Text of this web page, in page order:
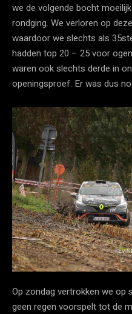
we de volgende bocht
rondging. We verloren op
waardoor we slechts als
hadden top 20 – 25 voor
waren ook slechts derde in
openingsproef. Er was dus
Op zondag vertrokken we op
geen regen voorspelt tot de